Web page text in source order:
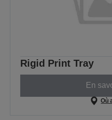
Rigid Print Tray
En
Où